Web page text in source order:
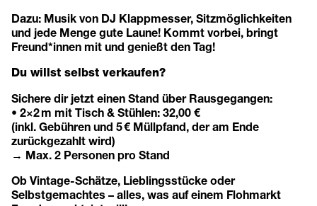
Dazu: Musik von DJ Klappmesser, Sitzmöglichkeiten
und jede Menge gute Laune! Kommt vorbei, bringt
Freund*innen mit und genießt den Tag!
Du willst selbst verkaufen?
Sichere dir jetzt einen Stand über Rausgegangen:
• 2×2 m mit Tisch & Stühlen: 32,00 €
(inkl. Gebühren und 5 € Müllpfand, der am Ende
zurückgezahlt wird)
→ Max. 2 Personen pro Stand
Ob Vintage-Schätze, Lieblingsstücke oder
Selbstgemachtes – alles, was auf einem Flohmarkt